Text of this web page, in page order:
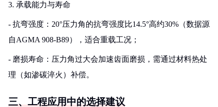
3. 承载能力与寿命
- 抗弯强度：20°压力角的抗弯强度比14.5°高约30%（数据源
自AGMA 908-B89），适合重载工况；
- 磨损寿命：压力角过大会加速齿面磨损，需通过材料热处
理（如渗碳淬火）补偿。
三、工程应用中的选择建议